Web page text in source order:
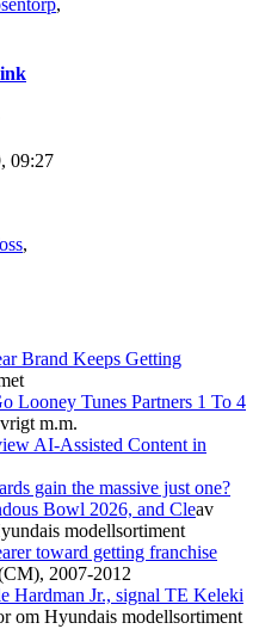
,
09:27
,
Brand Keeps Getting
Looney Tunes Partners 1 To 4
m.m.
AI-Assisted Content in
gain the massive just one?
Bowl 2026, and Cleav
modellsortiment
toward getting franchise
2007-2012
Hardman Jr., signal TE Keleki
om Hyundais modellsortiment